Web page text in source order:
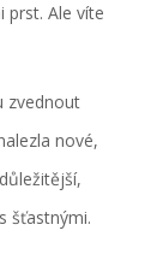
prst. Ale víte
zvednout
nové,
šťastnými.